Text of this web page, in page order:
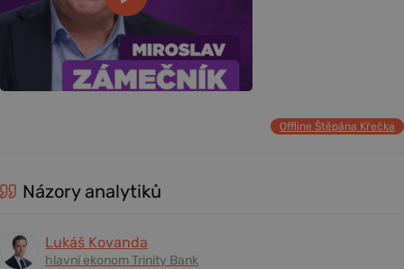
Offline Štěpána Křečka
Názory analytiků
Lukáš Kovanda
hlavní ekonom Trinity Bank